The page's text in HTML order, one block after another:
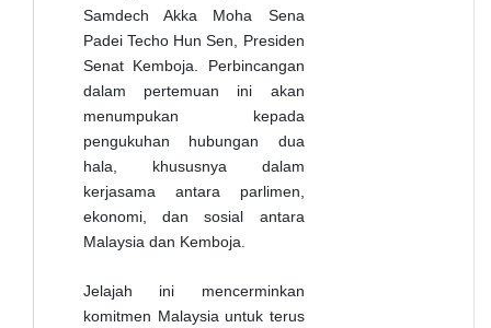
Samdech Akka Moha Sena
Padei Techo Hun Sen, Presiden
Senat Kemboja. Perbincangan
dalam pertemuan ini akan
menumpukan kepada
pengukuhan hubungan dua
hala, khususnya dalam
kerjasama antara parlimen,
ekonomi, dan sosial antara
Malaysia dan Kemboja.
Jelajah ini mencerminkan
komitmen Malaysia untuk terus